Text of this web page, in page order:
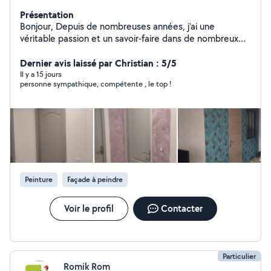
Présentation
Bonjour, Depuis de nombreuses années, j'ai une
véritable passion et un savoir-faire dans de nombreux
polyvalent, C'est pour cela que j'ai décidé de proposé
mon aide sur ce site. Je peux aussi vous débarrasser
des encombrants, vide maison et déchetterie. Je suis
votre demande, Je suis toujours disponible pour
répondre à vos attentes. Bien cordialement, David
Dernier avis laissé par Christian : 5/5
Il y a 15 jours
personne sympathique, compétente , le top !
Peinture Façade à peindre
Voir le profil Contacter
Particulier
Romik Rom